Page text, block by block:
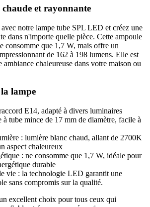
et rayonnante
notre lampe tube SPL LED et créez une
dans n'importe quelle pièce. Cette ampoule
consomme que 1,7 W, mais offre un
de 162 à 198 lumens. Elle est
ambiance chaleureuse dans votre maison ou
lampe
E14, adapté à divers luminaires
à tube mince de 17 mm de diamètre, facile à
: lumière blanc chaud, allant de 2700K
aspect chaleureux
: ne consomme que 1,7 W, idéale pour
durable
vie : la technologie LED garantit une
sans compromis sur la qualité.
excellent choix pour tous ceux qui